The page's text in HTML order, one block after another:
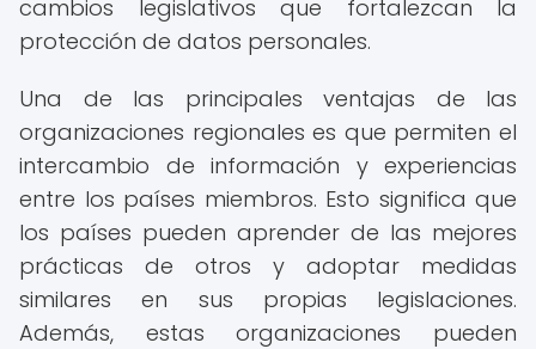
cambios legislativos que fortalezcan la
protección de datos personales.
Una de las principales ventajas de las
organizaciones regionales es que permiten el
intercambio de información y experiencias
entre los países miembros. Esto significa que
los países pueden aprender de las mejores
prácticas de otros y adoptar medidas
similares en sus propias legislaciones.
Además, estas organizaciones pueden